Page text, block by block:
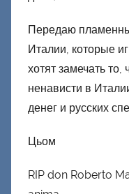
Передаю
Италии, которые
хотят замечать то,
ненависти в
денег и русских
Цьом
RIP don Roberto